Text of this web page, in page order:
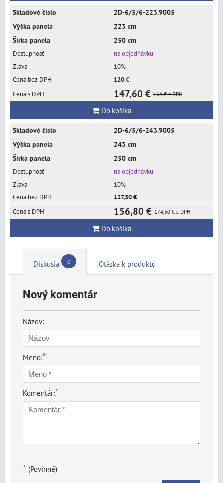
2D-6/5/6-223.9005
223 cm
250 cm
na objednávku
10%
120 €
147,60 € 164 € s DPH
Do košíka
2D-6/5/6-243.9005
243 cm
250 cm
na objednávku
10%
127,50 €
156,80 € 174,30 € s DPH
Do košíka
Diskusia 0 Otázka k produktu
Nový komentár
Názov:
Meno:*
Komentár:*
* (Povinné)